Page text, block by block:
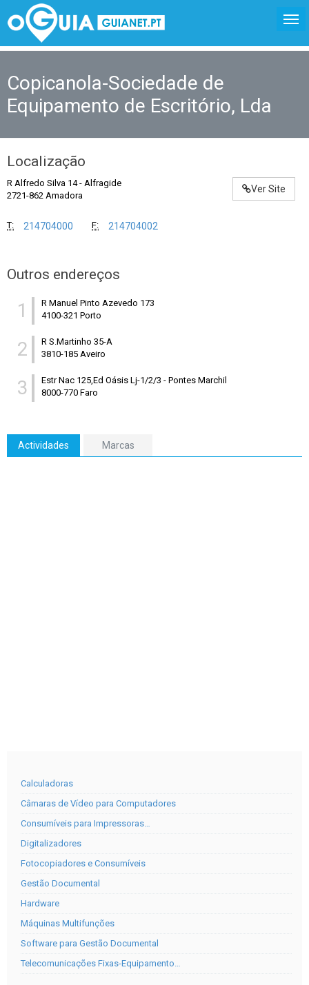
Copicanola-Sociedade de
Equipamento de Escritório, Lda
Localização
Ver Site
R Alfredo Silva 14- Alfragide
2721-862 Amadora
T: 214704000 F: 214704002
Outros endereços
1
R Manuel Pinto Azevedo 173
4100-321 Porto
2
R S.Martinho 35-A
3810-185 Aveiro
3 Estr Nac 125,Ed Oásis Lj-1/2/3 - Pontes Marchil
8000-770 Faro
Actividades Marcas
Calculadoras
Câmaras de Vídeo para Computadores
Consumíveis para Impressoras…
Digitalizadores
Fotocopiadores e Consumíveis
Gestão Documental
Hardware
Máquinas Multifunções
Software para Gestão Documental
Telecomunicações Fixas-Equipamento…